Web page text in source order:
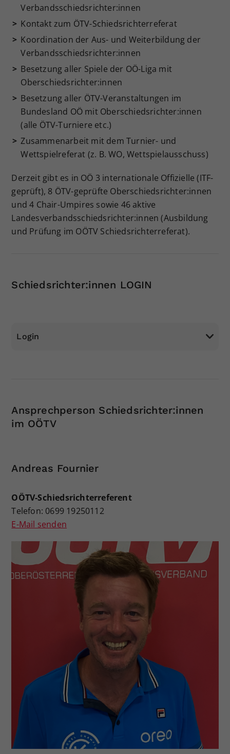
Verbandsschiedsrichter:innen
Kontakt zum ÖTV-Schiedsrichterreferat
Koordination der Aus- und Weiterbildung der
Verbandsschiedsrichter:innen
Besetzung aller Spiele der OÖ-Liga mit
Oberschiedsrichter:innen
Besetzung aller ÖTV-Veranstaltungen im
Bundesland OÖ mit Oberschiedsrichter:innen
(alle ÖTV-Turniere etc.)
Zusammenarbeit mit dem Turnier- und
Wettspielreferat (z. B. WO, Wettspielausschuss)
Derzeit gibt es in OÖ 3 internationale Offizielle (ITF-
geprüft), 8 ÖTV-geprüfte Oberschiedsrichter:innen
und 4 Chair-Umpires sowie 46 aktive
Landesverbandsschiedsrichter:innen (Ausbildung
und Prüfung im OÖTV Schiedsrichterreferat).
Schiedsrichter:innen LOGIN
Login
Ansprechperson Schiedsrichter:innen
im OÖTV
Andreas Fournier
OÖTV-Schiedsrichterreferent
Telefon: 0699 19250112
E-Mail senden
Dieser Wert speichert Ihre Consent-
Einstellungen. Unter anderem eine
zufällig generierte ID, für die
vorgenommen Einstellungen, falls der
Webseiten-Betreiber dies eingestellt
hat.